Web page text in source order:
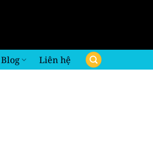
Blog Liên hệ